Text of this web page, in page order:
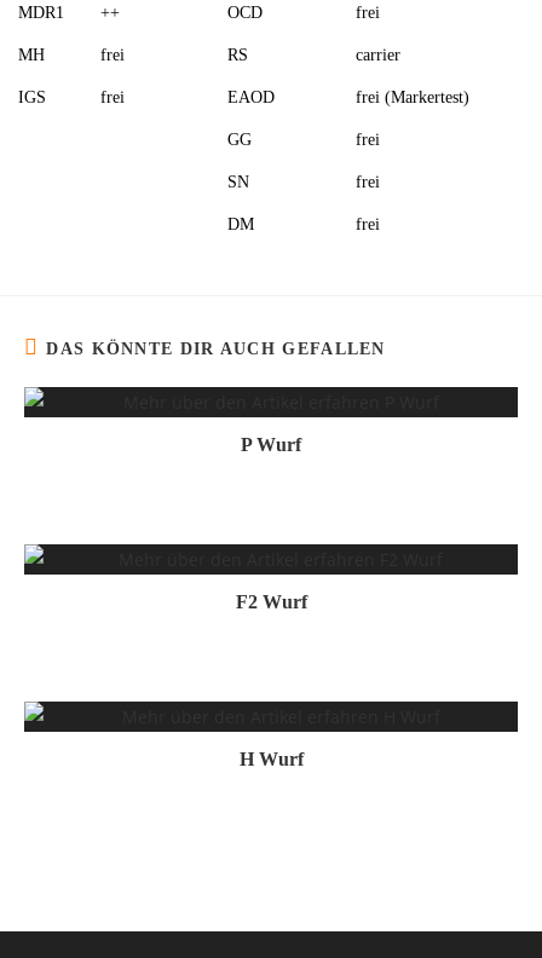
MDR1 ++ OCD frei
MH frei RS carrier
IGS frei EAOD frei (Markertest)
GG frei
SN frei
DM frei
DAS KÖNNTE DIR AUCH GEFALLEN
P Wurf
F2 Wurf
H Wurf